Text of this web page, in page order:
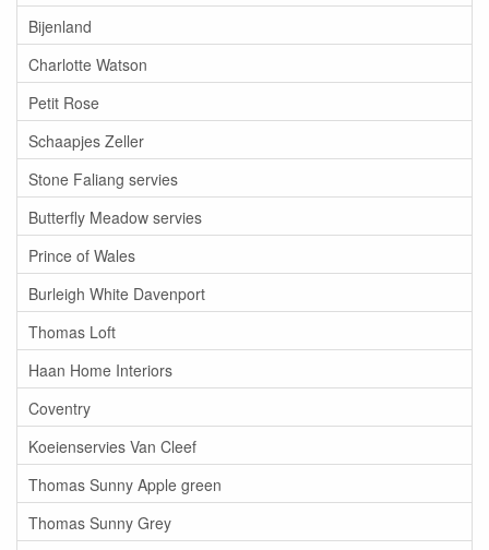
Bijenland
Charlotte Watson
Petit Rose
Schaapjes Zeller
Stone Faliang servies
Butterfly Meadow servies
Prince of Wales
Burleigh White Davenport
Thomas Loft
Haan Home Interiors
Coventry
Koeienservies Van Cleef
Thomas Sunny Apple green
Thomas Sunny Grey